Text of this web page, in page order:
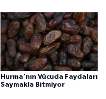
Hurma'nın Vücuda Faydaları
Saymakla Bitmiyor